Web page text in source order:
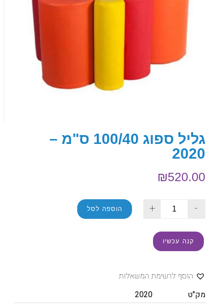
גליל ספוג 100/40 ס"מ –
2020
₪520.00
-
+ הוספה לסל
קנה עכשיו
הוסף לרשימת המשאלות
מק"ט
2020